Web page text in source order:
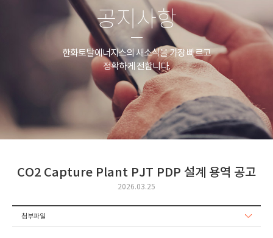
공지사항
한화토탈에너지스의 새소식을 가장 빠르고
정확하게 전합니다.
CO2 Capture Plant PJT PDP 설계 용역 공고
2026.03.25
첨부파일